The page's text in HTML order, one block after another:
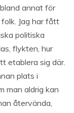
annat för
Jag har fått
politiska
flykten, hur
etablera sig där.
plats i
man aldrig kan
återvända,